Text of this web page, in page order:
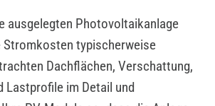
ausgelegten Photovoltaikanlage
Stromkosten typischerweise
Dachflächen, Verschattung,
Lastprofile im Detail und